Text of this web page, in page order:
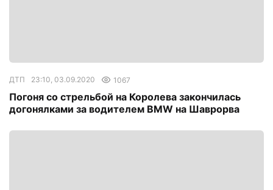
ДТП 23:10, 03.09.2020 1067
Погоня со стрельбой на Королева закончилась
догонялками за водителем BMW на Шаврорва